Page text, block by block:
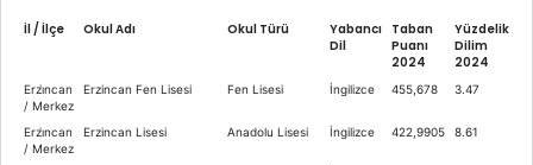
İl / İlçe Okul Adı Okul Türü
Yabancı
Dil
Taban
Puanı
2024
Yüzdelik
Dilim
2024
Erzi̇ncan
/ Merkez
Erzincan Fen Lisesi Fen Lisesi İngilizce 455,678 3.47
Erzi̇ncan
/ Merkez
Erzincan Lisesi Anadolu Lisesi İngilizce 422,9905 8.61